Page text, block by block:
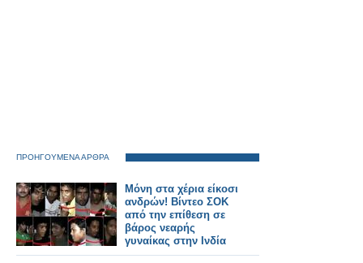
ΠΡΟΗΓΟΥΜΕΝΑ ΑΡΘΡΑ
Μόνη στα χέρια είκοσι
ανδρών! Bίντεο ΣΟΚ
από την επίθεση σε
βάρος νεαρής
γυναίκας στην Ινδία